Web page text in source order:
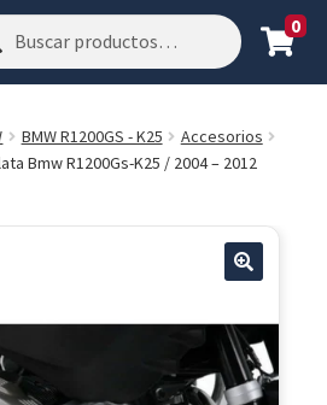
0
BMW R1200GS - K25
Accesorios
Bmw R1200Gs-K25 / 2004 – 2012